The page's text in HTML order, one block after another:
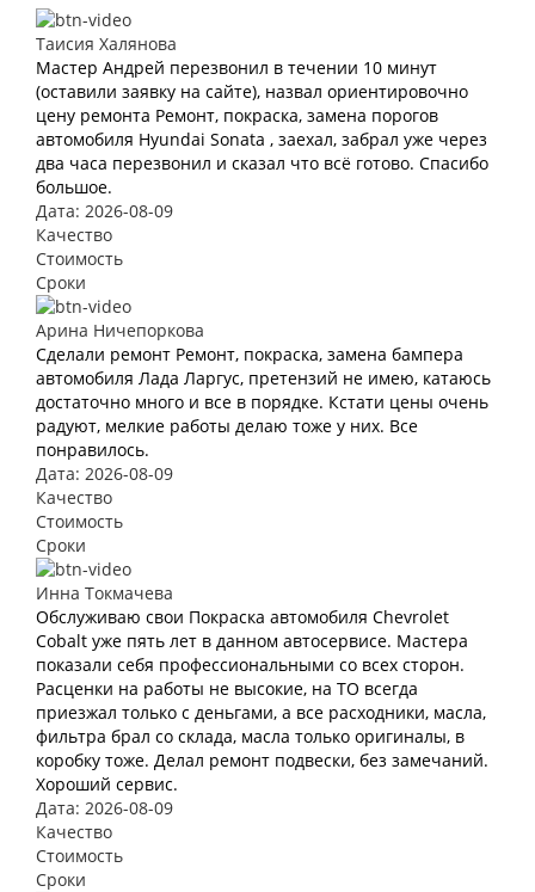
Таисия Халянова
Мастер Андрей перезвонил в течении 10 минут
(оставили заявку на сайте), назвал ориентировочно
цену ремонта Ремонт, покраска, замена порогов
автомобиля Hyundai Sonata , заехал, забрал уже через
два часа перезвонил и сказал что всё готово. Спасибо
большое.
Дата: 2026-08-09
Качество
Стоимость
Сроки
Арина Ничепоркова
Сделали ремонт Ремонт, покраска, замена бампера
автомобиля Лада Ларгус, претензий не имею, катаюсь
достаточно много и все в порядке. Кстати цены очень
радуют, мелкие работы делаю тоже у них. Все
понравилось.
Дата: 2026-08-09
Качество
Стоимость
Сроки
Инна Токмачева
Обслуживаю свои Покраска автомобиля Chevrolet
Cobalt уже пять лет в данном автосервисе. Мастера
показали себя профессиональными со всех сторон.
Расценки на работы не высокие, на ТО всегда
приезжал только с деньгами, а все расходники, масла,
фильтра брал со склада, масла только оригиналы, в
коробку тоже. Делал ремонт подвески, без замечаний.
Хороший сервис.
Дата: 2026-08-09
Качество
Стоимость
Сроки